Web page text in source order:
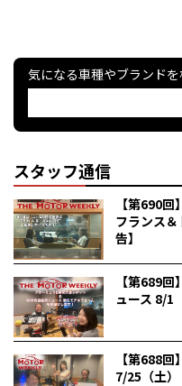
気になる車種やブランドを
スタッフ通信
【第690
フランス
告】
【第689
ュース 8/1
【第688
7/25（土）